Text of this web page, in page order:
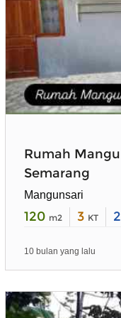
Rumah
Semarang
Mangunsari
120 m2 3 KT 2
10 bulan yang lalu